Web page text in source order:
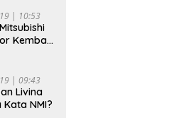
| 10:53
Kembali
| 09:43
Livina
NMI?